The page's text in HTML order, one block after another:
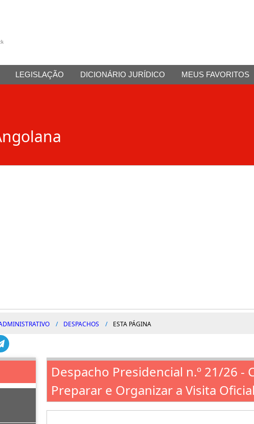
LEGISLAÇÃO DICIONÁRIO JURÍDICO MEUS FAVORITOS
DESPACHOS ESTA PÁGINA
Despacho Presidencial n.º 21/26 -
Preparar e Organizar a Visita